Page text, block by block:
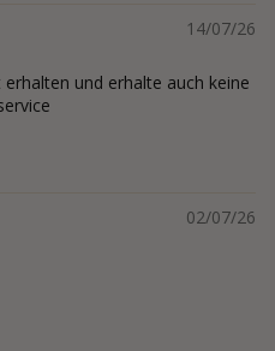
14/07/26
und erhalte auch keine
02/07/26